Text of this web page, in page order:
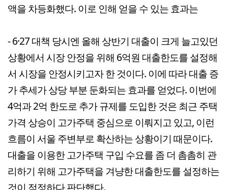
액을 차등화했다. 이로 인해 얻을 수 있는 효과는
- 6·27 대책 당시엔 올해 상반기 대출이 크게 늘고있던
상황에서 시장 안정을 위해 6억원 대출한도를 설정해
서 시장을 안정시키고자 한 것이다. 이에 따라 대출 증
가 추세가 상당 부분 둔화되는 효과를 얻었다. 이번에
4억과 2억 한도로 추가 규제를 도입한 것은 최근 주택
가격 상승이 고가주택 중심으로 이뤄지고 있고, 이런
흐름이 서울 주변부로 확산하는 상황이기 때문이다.
대출을 이용한 고가주택 구입 수요를 좀 더 촘촘히 관
리하기 위해 고가주택을 겨냥한 대출한도를 설정하는